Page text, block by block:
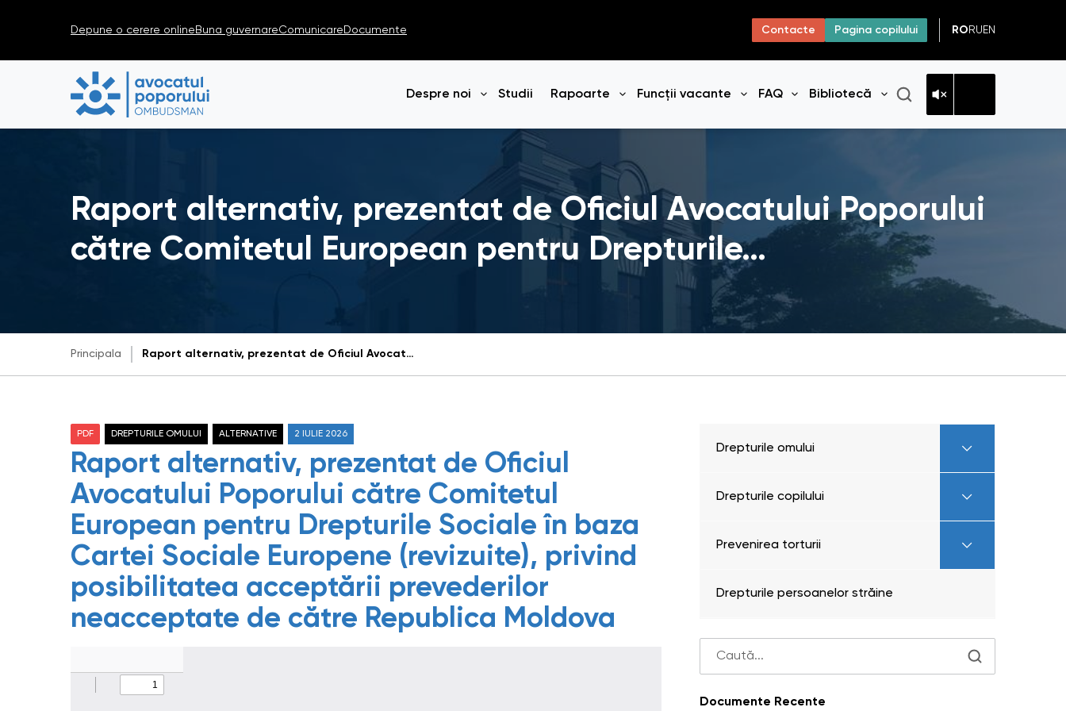
Depune o cerere online Buna guvernareComunicare Documente Contacte Pagina copilului RO RU EN
Despre noi
Deschide meniul
Studii Rapoarte
Deschide meniul
Funcții vacante FAQ
Deschide meniul
Bibliotecă
Deschide meniul
Raport alternativ, prezentat de Oficiul Avocatului Poporului
către Comitetul European pentru Drepturile…
Principala Raport alternativ, prezentat de Oficiul Avocatului Poporului către Comitetul European pentru Drepturile Sociale în baza Cartei Sociale Europene (revizuite), privind posibilitatea acceptării prevederilor neacceptate de către Republica Moldova
PDF DREPTURILE OMULUI ALTERNATIVE 2 IULIE 2026
Raport alternativ, prezentat de Oficiul
Avocatului Poporului către Comitetul
European pentru Drepturile Sociale în baza
Cartei Sociale Europene (revizuite), privind
posibilitatea acceptării prevederilor
neacceptate de către Republica Moldova
Drepturile omului
Drepturile copilului
Prevenirea torturii
Drepturile persoanelor străine
Documente Recente